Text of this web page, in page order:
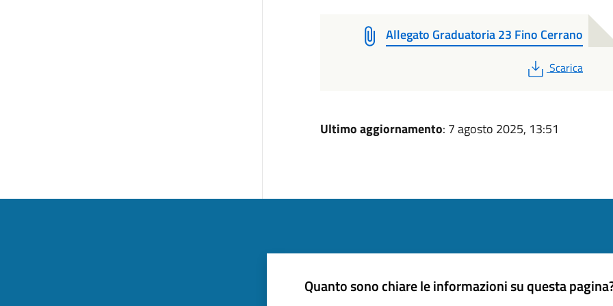
Allegato Graduatoria 23 Fino Cerrano
PDF
Scarica
Ultimo aggiornamento: 7 agosto 2025, 13:51
Quanto sono chiare le informazioni su questa